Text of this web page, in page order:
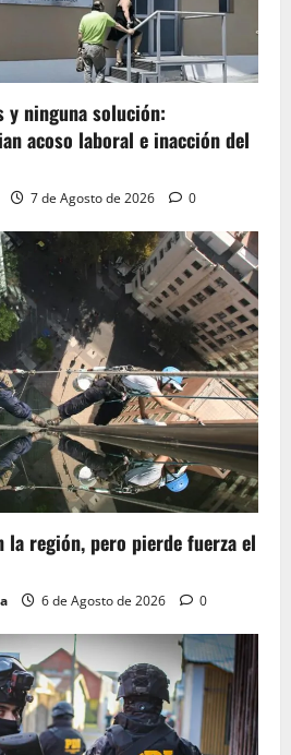
y ninguna solución:
acoso laboral e inacción del
7 de Agosto de 2026 0
la región, pero pierde fuerza el
6 de Agosto de 2026 0